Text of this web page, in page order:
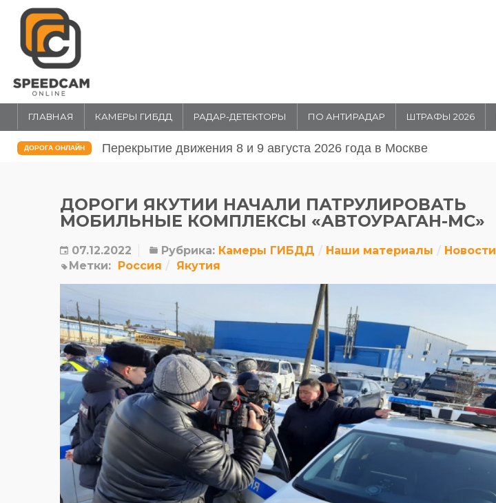
ГЛАВНАЯ КАМЕРЫ ГИБДД РАДАР-ДЕТЕКТОРЫ ПО АНТИРАДАР ШТРАФЫ 2026
ДОРОГА ОНЛАЙН Перекрытие движения 31 июля и 1 августа 20026 года в Москве
ДОРОГИ ЯКУТИИ НАЧАЛИ ПАТРУЛИРОВАТЬ
МОБИЛЬНЫЕ КОМПЛЕКСЫ «АВТОУРАГАН-МС»
07.12.2022 Рубрика: Камеры ГИБДД Наши материалы
Новости
Метки: Россия Якутия